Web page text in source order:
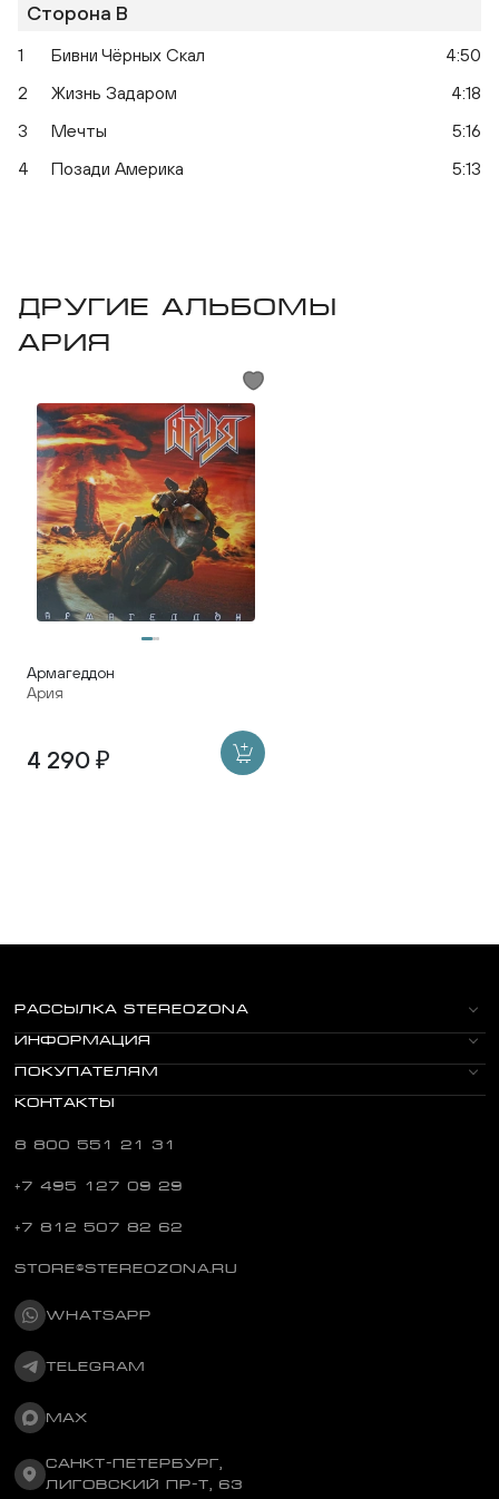
Сторона B
1 Бивни Чёрных Скал
4:50
2
Жизнь Задаром
4:18
3
Мечты
5:16
4
Позади Америка 5:13
Другие альбомы
Ария
Ария
Армагеддон
4 290 ₽
РАССЫЛКА STEREOZONA
ИНФОРМАЦИЯ
ПОКУПАТЕЛЯМ
КОНТАКТЫ
8 800 551 21 31
+7 495 127 09 29
+7 812 507 82 62
STORE@STEREOZONA.RU
WHATSAPP
TELEGRAM
MAX
САНКТ-ПЕТЕРБУРГ,
ЛИГОВСКИЙ ПР-Т, 63